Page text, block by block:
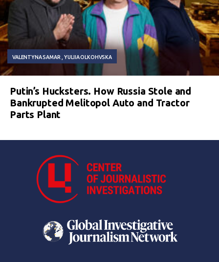
VALENTYNA SAMAR YULIIA OLKOHVSKA
Putin’s Hucksters. How Russia Stole and
Bankrupted Melitopol Auto and Tractor
Parts Plant